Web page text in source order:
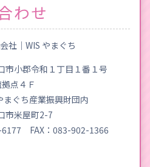
わせ
社｜WIS やまぐち
小郡令和１丁目１番１号
４Ｆ
産業振興財団内
市米屋町2-7
FAX：083-902-1366